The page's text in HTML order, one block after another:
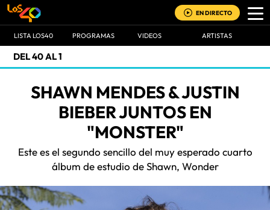
EN DIRECTO
LISTA LOS40 PROGRAMAS VIDEOS ARTISTAS
DEL 40 AL 1
SHAWN MENDES & JUSTIN
BIEBER JUNTOS EN
"MONSTER"
Este es el segundo sencillo del muy esperado cuarto
álbum de estudio de Shawn, Wonder